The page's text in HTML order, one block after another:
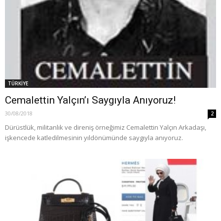
TÜRKİYE
Cemalettin Yalçın’ı Saygıyla Anıyoruz!
30/08/2018 2
Dürüstlük, militanlık ve direniş örneğimiz Cemalettin Yalçın Arkadaşı,
işkencede katledilmesinin yıldönümünde saygıyla anıyoruz.